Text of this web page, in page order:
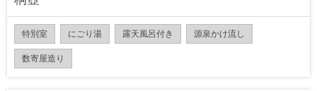
特別室 にごり湯 露天風呂付き 源泉かけ流し
数寄屋造り